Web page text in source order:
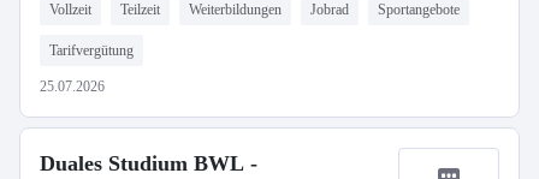
Vollzeit Teilzeit Weiterbildungen Jobrad Sportangebote
Tarifvergütung
25.07.2026
Duales Studium BWL -